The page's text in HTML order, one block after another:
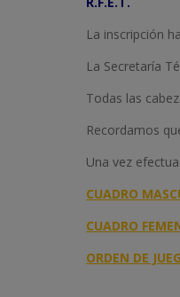
La inscripción
La Secretaría
Todas las
Recordamos
Una vez
CUADRO
CUADRO
ORDEN DE